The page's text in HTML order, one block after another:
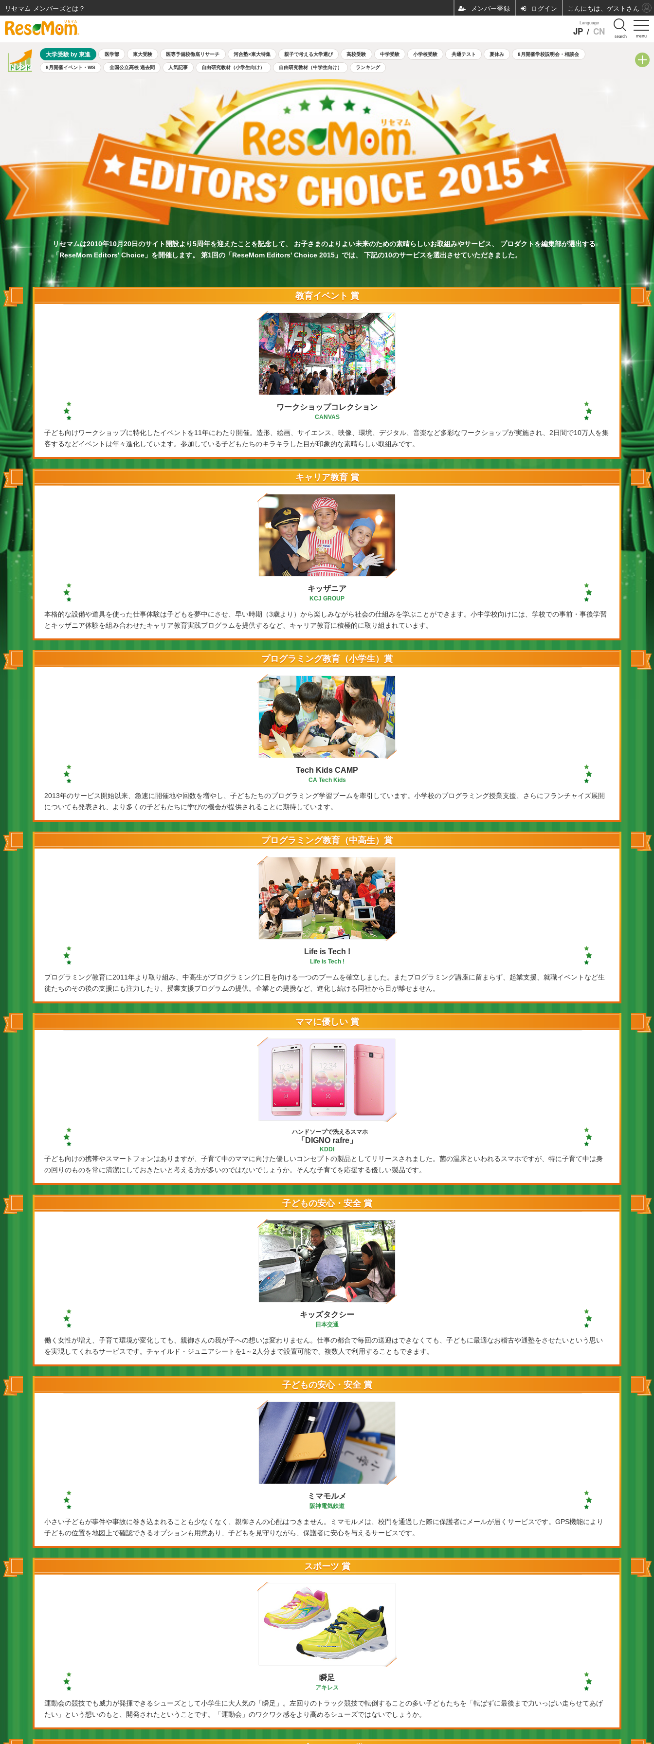
menu
Language
JP / CN search
大学受験 by 東進 医学部 東大受験 医専予備校徹底リサーチ 河合塾×東大特集 親子で考える大学選び 高校受験 中学受験 小学校受験 共通テスト 夏休み 8月開催学校説明会・相談会
8月開催イベント・WS 全国公立高校 過去問 人気記事 自由研究教材（小学生向け） 自由研究教材（中学生向け） ランキング
リセマムは2010年10月20日のサイト開設より5周年を迎えたことを記念して、 お子さまのよりよい未来のための素晴らしいお取組みやサービス、 プロダクトを編集部が選出する
「ReseMom Editors' Choice」を開催します。 第1回の「ReseMom Editors' Choice 2015」では、 下記の10のサービスを選出させていただきました。
教育イベント 賞
ワークショップコレクション
CANVAS
子ども向けワークショップに特化したイベントを11年にわたり開催。造形、絵画、サイエンス、映像、環境、デジタル、音楽など多彩なワークショップが実施され、2日間で10万人を集
客するなどイベントは年々進化しています。参加している子どもたちのキラキラした目が印象的な素晴らしい取組みです。
キャリア教育 賞
キッザニア
KCJ GROUP
本格的な設備や道具を使った仕事体験は子どもを夢中にさせ、早い時期（3歳より）から楽しみながら社会の仕組みを学ぶことができます。小中学校向けには、学校での事前・事後学習
とキッザニア体験を組み合わせたキャリア教育実践プログラムを提供するなど、キャリア教育に積極的に取り組まれています。
プログラミング教育（小学生）賞
Tech Kids CAMP
CA Tech Kids
2013年のサービス開始以来、急速に開催地や回数を増やし、子どもたちのプログラミング学習ブームを牽引しています。小学校のプログラミング授業支援、さらにフランチャイズ展開
についても発表され、より多くの子どもたちに学びの機会が提供されることに期待しています。
プログラミング教育（中高生）賞
Life is Tech !
Life is Tech !
プログラミング教育に2011年より取り組み、中高生がプログラミングに目を向ける一つのブームを確立しました。またプログラミング講座に留まらず、起業支援、就職イベントなど生
徒たちのその後の支援にも注力したり、授業支援プログラムの提供。企業との提携など、進化し続ける同社から目が離せません。
ママに優しい 賞
ハンドソープで洗えるスマホ
「DIGNO rafre」
KDDI
子ども向けの携帯やスマートフォンはありますが、子育て中のママに向けた優しいコンセプトの製品としてリリースされました。菌の温床といわれるスマホですが、特に子育て中は身
の回りのものを常に清潔にしておきたいと考える方が多いのではないでしょうか。そんな子育てを応援する優しい製品です。
子どもの安心・安全 賞
キッズタクシー
日本交通
働く女性が増え、子育て環境が変化しても、親御さんの我が子への想いは変わりません。仕事の都合で毎回の送迎はできなくても、子どもに最適なお稽古や通塾をさせたいという思い
を実現してくれるサービスです。チャイルド・ジュニアシートを1～2人分まで設置可能で、複数人で利用することもできます。
子どもの安心・安全 賞
ミマモルメ
阪神電気鉄道
小さい子どもが事件や事故に巻き込まれることも少なくなく、親御さんの心配はつきません。ミマモルメは、校門を通過した際に保護者にメールが届くサービスです。GPS機能により
子どもの位置を地図上で確認できるオプションも用意あり、子どもを見守りながら、保護者に安心を与えるサービスです。
スポーツ 賞
瞬足
アキレス
運動会の競技でも威力が発揮できるシューズとして小学生に大人気の「瞬足」。左回りのトラック競技で転倒することの多い子どもたちを「転ばずに最後まで力いっぱい走らせてあげ
たい」という想いのもと、開発されたということです。「運動会」のワクワク感をより高めるシューズではないでしょうか。
リセマム メンバーズ ログイン こんにちは、ゲストさん